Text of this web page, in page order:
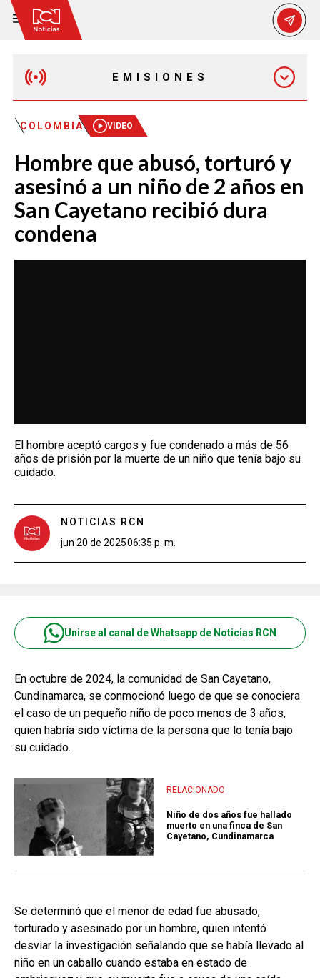
EMISIONES
MAÑANA EXPRESS
EMISIÓN 12:30 PM
EMISIÓN 7:00 PM
EMISIÓN 11:30 PM
COLOMBIA VIDEO
Hombre que abusó, torturó y
asesinó a un niño de 2 años en
San Cayetano recibió dura
condena
El hombre aceptó cargos y fue condenado a más de 56
años de prisión por la muerte de un niño que tenía bajo su
cuidado.
NOTICIAS RCN
jun 20 de 202506:35 p. m.
Unirse al canal de Whatsapp de Noticias RCN
En octubre de 2024, la comunidad de San Cayetano,
Cundinamarca, se conmocionó luego de que se conociera
el caso de un pequeño niño de poco menos de 3 años,
quien habría sido víctima de la persona que lo tenía bajo
su cuidado.
RELACIONADO
Niño de dos años fue hallado
muerto en una finca de San
Cayetano, Cundinamarca
Se determinó que el menor de edad fue abusado,
torturado y asesinado por un hombre, quien intentó
desviar la investigación señalando que se había llevado al
niño en un caballo cuando estaba en estado de